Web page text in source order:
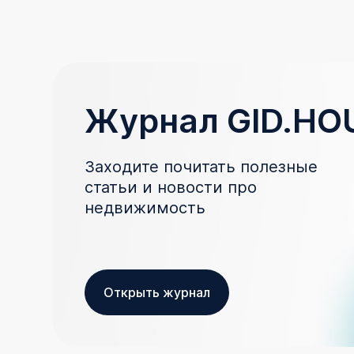
Журнал
Заходите почитать полезные
статьи и новости про
недвижимость
Открыть журнал